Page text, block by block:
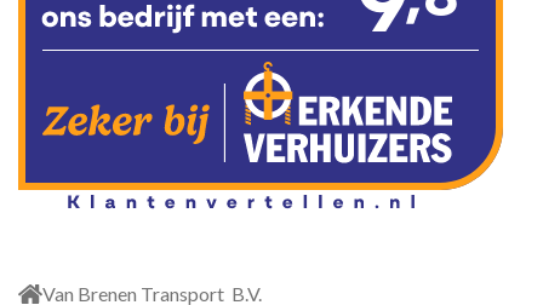
Van Brenen Transport B.V.